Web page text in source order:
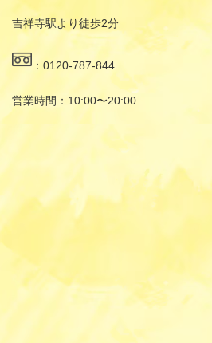
吉祥寺駅より徒歩2分
：0120-787-844
営業時間：10:00〜20:00